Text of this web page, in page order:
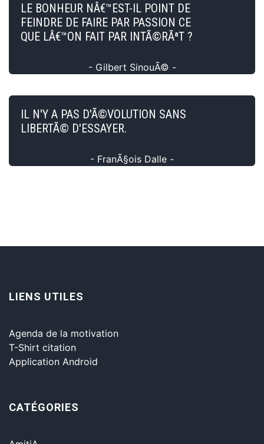
LE BONHEUR NÂ€™EST-IL POINT DE
FEINDRE DE FAIRE PAR PASSION CE
QUE LÂ€™ON FAIT PAR INTÃ©RÃªT ?
- Gilbert SinouÃ© -
IL N'Y A PAS D'Ã©VOLUTION SANS
LIBERTÃ© D'ESSAYER.
- FranÃ§ois Dalle -
LIENS UTILES
Agenda de la motivation
T-Shirt citation
Application Android
CATÉGORIES